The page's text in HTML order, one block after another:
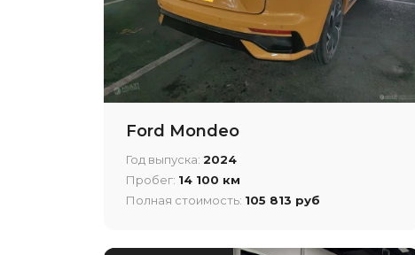
Ford Mondeo
Год выпуска: 2024
Пробег: 14 100 км
Полная стоимость: 105 813 руб